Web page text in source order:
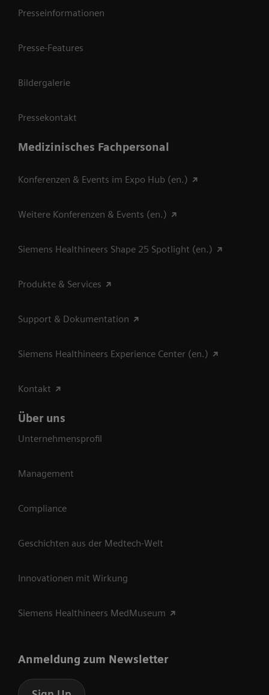
Presseinformationen
Presse-Features
Bildergalerie
Pressekontakt
Medizinisches Fachpersonal
Konferenzen & Events im Expo Hub (en.)
Weitere Konferenzen & Events (en.)
Siemens Healthineers Shape 25 Spotlight (en.)
Produkte & Services
Support & Dokumentation
Siemens Healthineers Experience Center (en.)
Kontakt
Über uns
Unternehmensprofil
Management
Compliance
Geschichten aus der Medtech-Welt
Innovationen mit Wirkung
Siemens Healthineers MedMuseum
Anmeldung zum Newsletter